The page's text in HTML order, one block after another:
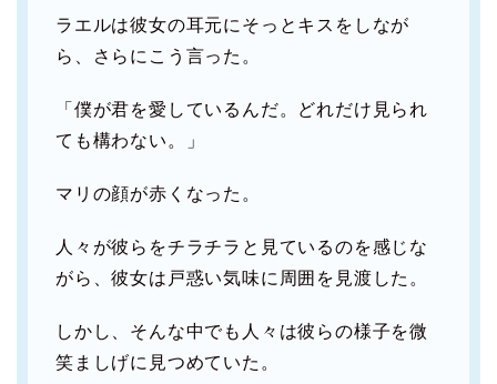
ラエルは彼女の耳元にそっとキスをしなが
ら、さらにこう言った。
「僕が君を愛しているんだ。どれだけ見られ
ても構わない。」
マリの顔が赤くなった。
人々が彼らをチラチラと見ているのを感じな
がら、彼女は戸惑い気味に周囲を見渡した。
しかし、そんな中でも人々は彼らの様子を微
笑ましげに見つめていた。